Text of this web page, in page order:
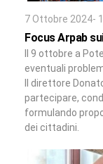
7 Ottobre 2024-
Focus Arpab
Il 9 ottobre a
eventuali
Il direttore
partecipare,
formulando
dei cittadini.